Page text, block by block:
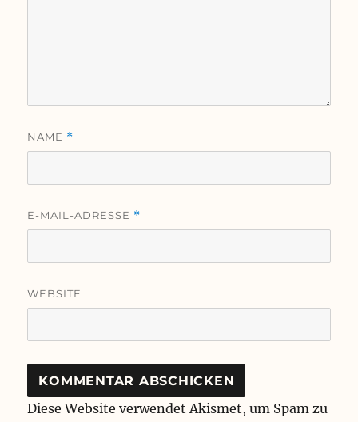
NAME *
E-MAIL-ADRESSE *
WEBSITE
Diese Website verwendet Akismet, um Spam zu